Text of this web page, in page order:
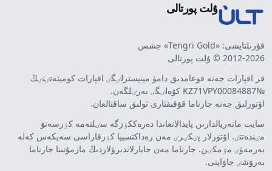
ۇلت پورتالى
قۇرىلتايشى: «Tengri Gold» جشس
2012-2026 © ۇلت پورتالى
قر اقپارات جەنە قوعامدىق دامۋ مينيسترلٸگٸ اقپارات كوميتەتٸنٸڭ
№KZ71VPY00084887 كۋەلٸگٸ بەرٸلگەن.
اۆتورلىق جەنە جارناما قۇقىقتارى تولىق ساقتالعان.
سايت ماتەريالدارىن پايدالانعاندا دەرەككٶزگە سٸلتەمە كٶرسەتۋ
مٸندەتتٸ. اۆتورلار پٸكٸرٸ مەن رەداكتسييا كٶزقاراسى سەيكەس كەلە
بەرمەۋٸ مٷمكٸن. جارناما مەن حابارلاندىرۋلاردىڭ مازمۇنىنا جارناما
بەرۋشٸ جاۋاپتى.